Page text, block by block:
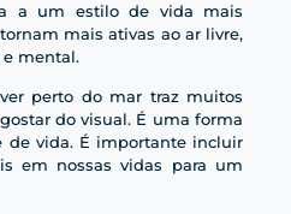
a um estilo de vida mais
mais ativas ao ar livre,
mental.
perto do mar traz muitos
do visual. É uma forma
de vida. É importante incluir
em nossas vidas para um